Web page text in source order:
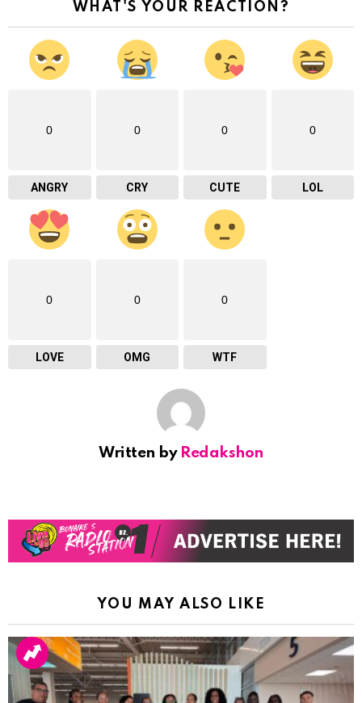
WHAT'S YOUR REACTION?
0
ANGRY
0
CRY
0
CUTE
0
LOL
0
LOVE
0
OMG
0
WTF
Written by Redakshon
YOU MAY ALSO LIKE